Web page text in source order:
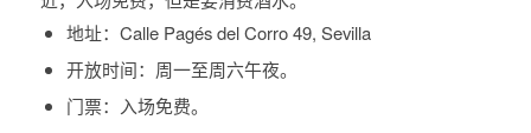
地址： Calle Pagés del Corro 49, Sevilla
开放时间： 周一至周六午夜。
门票：
入场免费。